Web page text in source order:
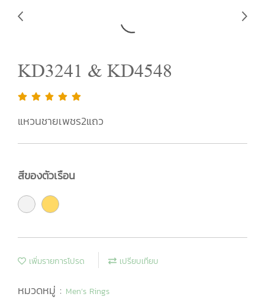
KD3241 & KD4548
แหวนชายเพชร2แถว
สีของตัวเรือน
เพิ่มรายการโปรด เปรียบเทียบ
หมวดหมู่ : Men’s Rings